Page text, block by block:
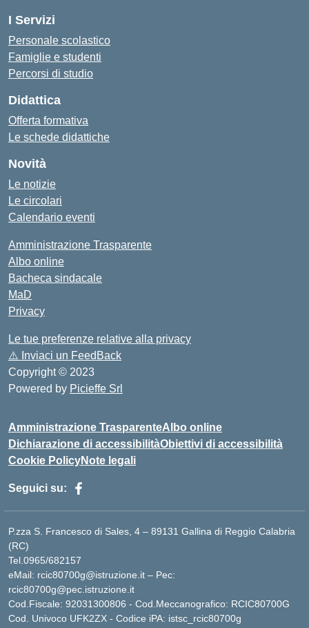
I Servizi
Personale scolastico
Famiglie e studenti
Percorsi di studio
Didattica
Offerta formativa
Le schede didattiche
Novità
Le notizie
Le circolari
Calendario eventi
Amministrazione Trasparente
Albo online
Bacheca sindacale
MaD
Privacy
Le tue preferenze relative alla privacy
⚠️ Inviaci un FeedBack
Copyright © 2023
Powered by Picieffe Srl
Amministrazione TrasparenteAlbo online
Dichiarazione di accessibilitàObiettivi di accessibilità
Cookie PolicyNote legali
Seguici su:
P.zza S. Francesco di Sales, 4 – 89131 Gallina di Reggio Calabria
(RC)
Tel.0965/682157
eMail: rcic80700g@istruzione.it – Pec:
rcic80700g@pec.istruzione.it
Cod.Fiscale: 92031300806 - Cod.Meccanografico: RCIC80700G
Cod. Univoco UFK2ZX - Codice iPA: istsc_rcic80700g